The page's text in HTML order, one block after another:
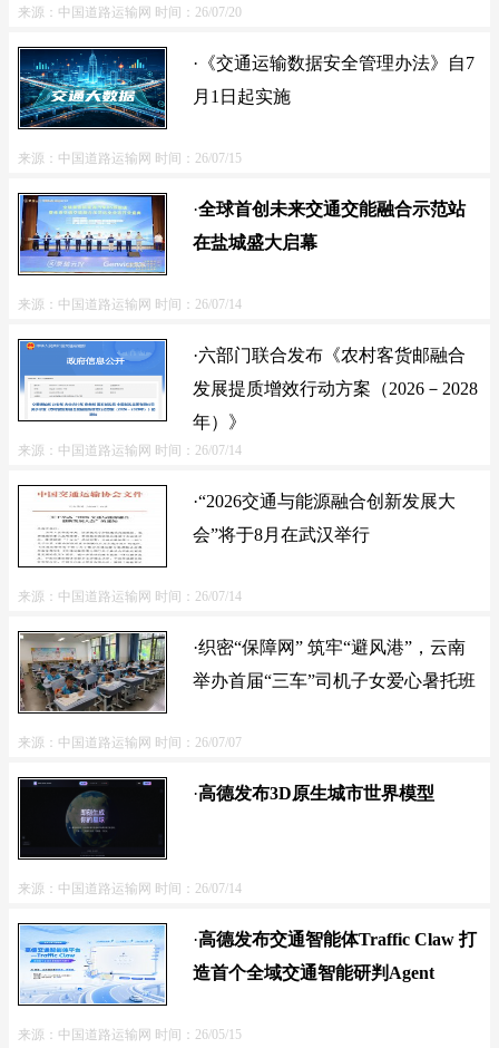
来源：中国道路运输网 时间：26/07/20
·《交通运输数据安全管理办法》自7
月1日起实施
来源：中国道路运输网 时间：26/07/15
·全球首创未来交通交能融合示范站
在盐城盛大启幕
来源：中国道路运输网 时间：26/07/14
·六部门联合发布《农村客货邮融合
发展提质增效行动方案（2026－2028
年）》
来源：中国道路运输网 时间：26/07/14
·“2026交通与能源融合创新发展大
会”将于8月在武汉举行
来源：中国道路运输网 时间：26/07/14
·织密“保障网” 筑牢“避风港”，云南
举办首届“三车”司机子女爱心暑托班
来源：中国道路运输网 时间：26/07/07
·高德发布3D原生城市世界模型
来源：中国道路运输网 时间：26/07/14
·高德发布交通智能体Traffic Claw 打
造首个全域交通智能研判Agent
来源：中国道路运输网 时间：26/05/15